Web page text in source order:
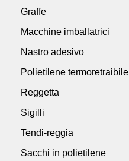
Graffe
Macchine imballatrici
Nastro adesivo
Polietilene termoretraibile
Reggetta
Sigilli
Tendi-reggia
Sacchi in polietilene